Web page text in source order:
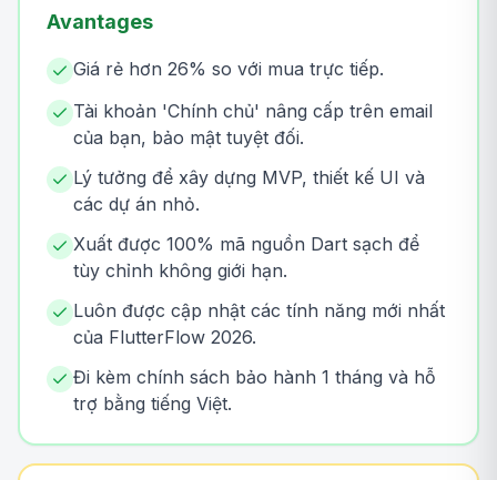
Avantages
Giá rẻ hơn 26% so với mua trực tiếp.
Tài khoản 'Chính chủ' nâng cấp trên email
của bạn, bảo mật tuyệt đối.
Lý tưởng để xây dựng MVP, thiết kế UI và
các dự án nhỏ.
Xuất được 100% mã nguồn Dart sạch để
tùy chỉnh không giới hạn.
Luôn được cập nhật các tính năng mới nhất
của FlutterFlow 2026.
Đi kèm chính sách bảo hành 1 tháng và hỗ
trợ bằng tiếng Việt.